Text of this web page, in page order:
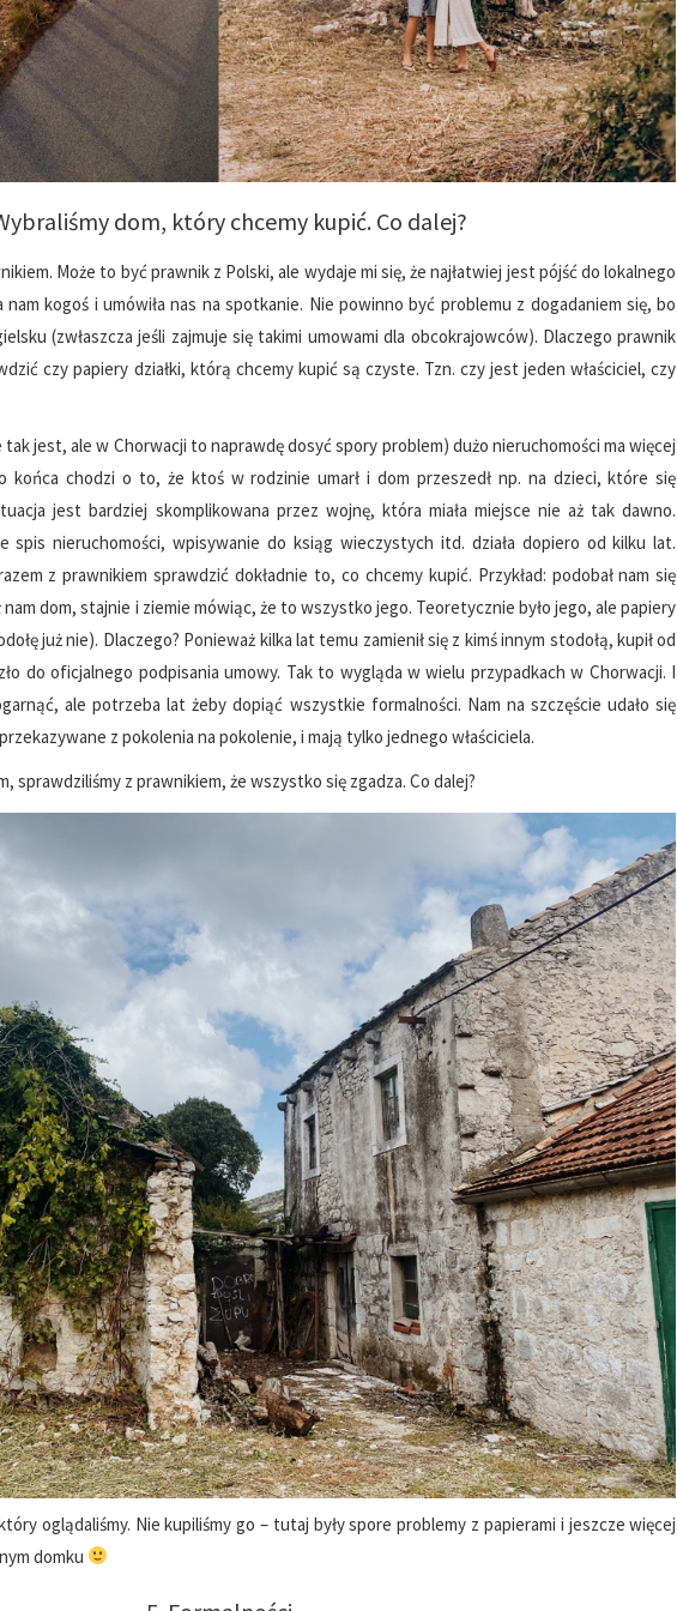
dom, który chcemy kupić. Co dalej?
Może to być prawnik z Polski, ale wydaje mi się, że najłatwiej jest pójść do lokalnego
nam kogoś i umówiła nas na spotkanie. Nie powinno być problemu z dogadaniem się, bo
(zwłaszcza jeśli zajmuje się takimi umowami dla obcokrajowców). Dlaczego prawnik
czy papiery działki, którą chcemy kupić są czyste. Tzn. czy jest jeden właściciel, czy
jest, ale w Chorwacji to naprawdę dosyć spory problem) dużo nieruchomości ma więcej
końca chodzi o to, że ktoś w rodzinie umarł i dom przeszedł np. na dzieci, które się
jest bardziej skomplikowana przez wojnę, która miała miejsce nie aż tak dawno.
spis nieruchomości, wpisywanie do ksiąg wieczystych itd. działa dopiero od kilku lat.
z prawnikiem sprawdzić dokładnie to, co chcemy kupić. Przykład: podobał nam się
nam dom, stajnie i ziemie mówiąc, że to wszystko jego. Teoretycznie było jego, ale papiery
już nie). Dlaczego? Ponieważ kilka lat temu zamienił się z kimś innym stodołą, kupił od
do oficjalnego podpisania umowy. Tak to wygląda w wielu przypadkach w Chorwacji. I
ale potrzeba lat żeby dopiąć wszystkie formalności. Nam na szczęście udało się
z pokolenia na pokolenie, i mają tylko jednego właściciela.
sprawdziliśmy z prawnikiem, że wszystko się zgadza. Co dalej?
oglądaliśmy. Nie kupiliśmy go – tutaj były spore problemy z papierami i jeszcze więcej
domku